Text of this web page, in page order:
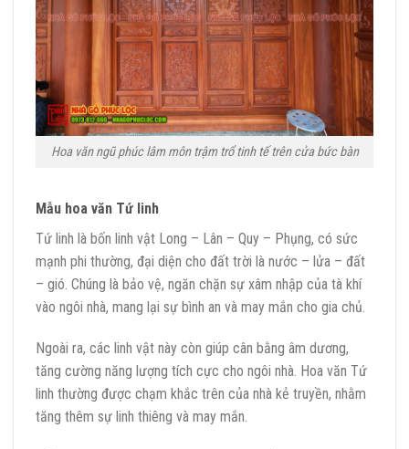
Hoa văn ngũ phúc lâm môn trậm trổ tinh tế trên cửa bức bàn
Mẫu hoa văn Tứ linh
Tứ linh là bốn linh vật Long – Lân – Quy – Phụng, có sức
mạnh phi thường, đại diện cho đất trời là nước – lửa – đất
– gió. Chúng là bảo vệ, ngăn chặn sự xâm nhập của tà khí
vào ngôi nhà, mang lại sự bình an và may mắn cho gia chủ.
Ngoài ra, các linh vật này còn giúp cân bằng âm dương,
tăng cường năng lượng tích cực cho ngôi nhà. Hoa văn Tứ
linh thường được chạm khắc trên của nhà kẻ truyền, nhằm
tăng thêm sự linh thiêng và may mắn.